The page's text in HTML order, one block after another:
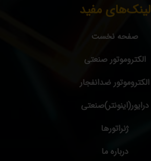
لینک‌های مفید
صفحه نخست
الکتروموتور صنعتی
الکتروموتور ضدانفجار
درایور(اینونتر)صنعتی
ژنراتورها
درباره ما